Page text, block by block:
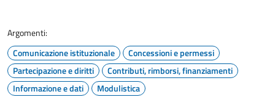
Argomenti:
Comunicazione istituzionale
Concessioni e permessi
Partecipazione e diritti
Contributi, rimborsi, finanziamenti
Informazione e dati
Modulistica